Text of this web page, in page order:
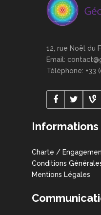
12, rue Noël du
Email:
Téléphone: +33
Informations
Charte /
Conditions
Mentions Légales